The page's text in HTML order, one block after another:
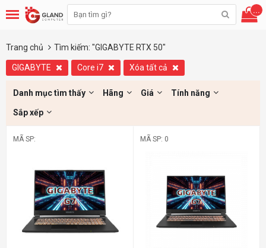
...
Trang chủ Tìm kiếm: "GIGABYTE RTX 50"
GIGABYTE Core i7 Xóa tất cả
Danh mục tìm thấy Hãng Giá Tính năng
Sắp xếp
MÃ SP: MÃ SP: 0